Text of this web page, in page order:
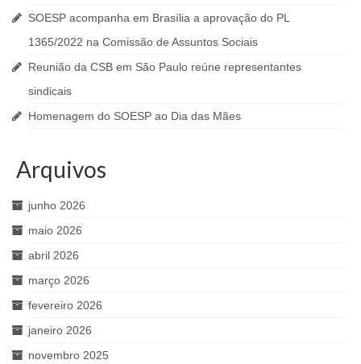
SOESP acompanha em Brasília a aprovação do PL
1365/2022 na Comissão de Assuntos Sociais
Reunião da CSB em São Paulo reúne representantes
sindicais
Homenagem do SOESP ao Dia das Mães
Arquivos
junho 2026
maio 2026
abril 2026
março 2026
fevereiro 2026
janeiro 2026
novembro 2025